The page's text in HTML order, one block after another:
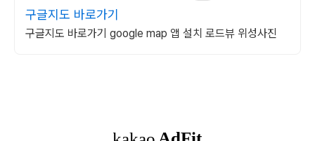
구글지도 바로가기
구글지도 바로가기 google map 앱 설치 로드뷰 위성사진